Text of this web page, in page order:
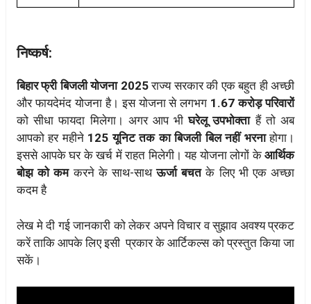
निष्कर्ष:
बिहार फ्री बिजली योजना 2025राज्य सरकार की एक बहुत ही अच्छी
और फायदेमंद योजना है। इस योजना से लगभग 1.67 करोड़ परिवारों
को सीधा फायदा मिलेगा। अगर आप भीघरेलू उपभोक्ताहैं तो अब
आपको हर महीने 125 यूनिट तक का बिजली बिल नहीं भरनाहोगा।
इससे आपके घर के खर्च में राहत मिलेगी। यह योजना लोगों के आर्थिक
बोझ को कमकरने के साथ-साथऊर्जा बचतके लिए भी एक अच्छा
कदम है
लेख मे दी गई जानकारी को लेकर अपने विचार व सुझाव अवश्य प्रकट
करें ताकि आपके लिए इसी प्रकार के आर्टिकल्स को प्रस्तुत किया जा
सकें।